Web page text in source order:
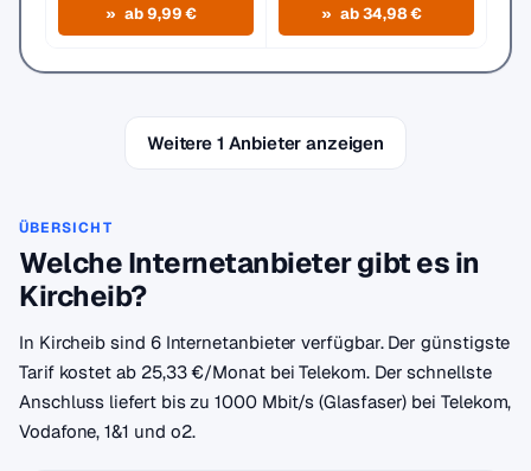
ab 9,99 € ab 34,98 €
Weitere 1 Anbieter anzeigen
ÜBERSICHT
Welche Internetanbieter gibt es in
Kircheib?
In Kircheib sind 6 Internetanbieter verfügbar. Der günstigste
Tarif kostet ab 25,33 €/Monat bei Telekom. Der schnellste
Anschluss liefert bis zu 1000 Mbit/s (Glasfaser) bei Telekom,
Vodafone, 1&1 und o2.